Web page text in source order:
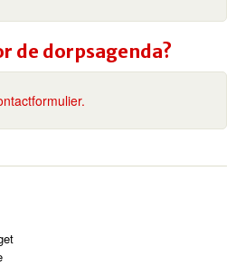
de dorpsagenda?